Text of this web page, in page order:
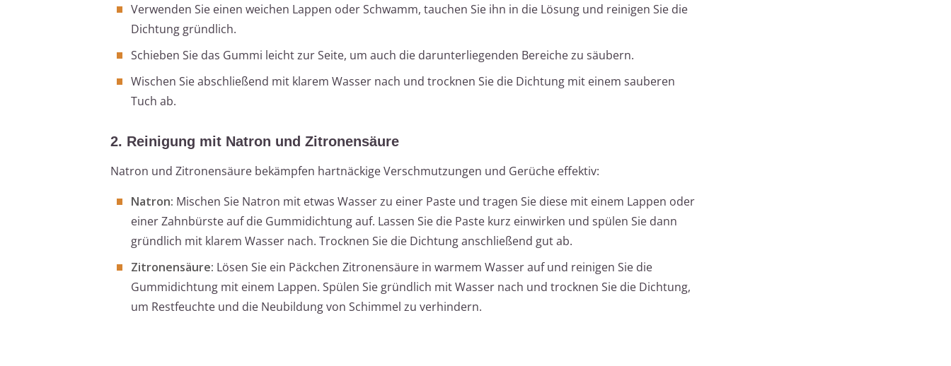
Verwenden Sie einen weichen Lappen oder Schwamm, tauchen Sie ihn in die Lösung und reinigen Sie die
Dichtung gründlich.
Schieben Sie das Gummi leicht zur Seite, um auch die darunterliegenden Bereiche zu säubern.
Wischen Sie abschließend mit klarem Wasser nach und trocknen Sie die Dichtung mit einem sauberen
Tuch ab.
2. Reinigung mit Natron und Zitronensäure
Natron und Zitronensäure bekämpfen hartnäckige Verschmutzungen und Gerüche effektiv:
Natron: Mischen Sie Natron mit etwas Wasser zu einer Paste und tragen Sie diese mit einem Lappen oder
einer Zahnbürste auf die Gummidichtung auf. Lassen Sie die Paste kurz einwirken und spülen Sie dann
gründlich mit klarem Wasser nach. Trocknen Sie die Dichtung anschließend gut ab.
Zitronensäure: Lösen Sie ein Päckchen Zitronensäure in warmem Wasser auf und reinigen Sie die
Gummidichtung mit einem Lappen. Spülen Sie gründlich mit Wasser nach und trocknen Sie die Dichtung,
um Restfeuchte und die Neubildung von Schimmel zu verhindern.